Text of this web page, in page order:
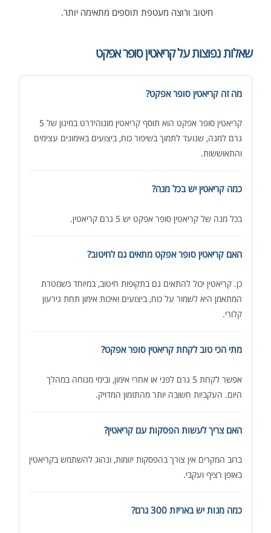
חיטוב ורוצה מעטפת תוספים מתאימה יותר.
שאלות נפוצות על קריאטין סופר אפקט
מה זה קריאטין סופר אפקט?
קריאטין סופר אפקט הוא תוסף קריאטין מונוהידרט במינון של 5
גרם למנה, שנועד לתמוך בשיפור כוח, ביצועים באימונים עצימים
והתאוששות.
כמה קריאטין יש בכל מנה?
בכל מנה של קריאטין סופר אפקט יש 5 גרם קריאטין.
האם קריאטין סופר אפקט מתאים גם לחיטוב?
כן. קריאטין יכול להתאים גם בתקופות חיטוב, במיוחד כשמטרת
המתאמן היא לשמור על כוח, ביצועים ואיכות אימון תחת גירעון
קלורי.
מתי הכי טוב לקחת קריאטין סופר אפקט?
אפשר לקחת 5 גרם לפני או אחרי אימון, ובימי מנוחה במהלך
היום. העקביות חשובה יותר מהתזמון המדויק.
האם צריך לעשות הפסקות עם קריאטין?
ברוב המקרים אין צורך בהפסקות יזומות, ונהוג להשתמש בקריאטין
באופן רציף ועקבי.
כמה מנות יש באריזת 300 גרם?